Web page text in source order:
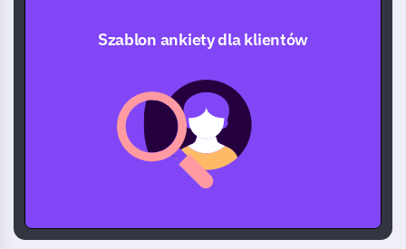
Szablon ankiety dla klientów